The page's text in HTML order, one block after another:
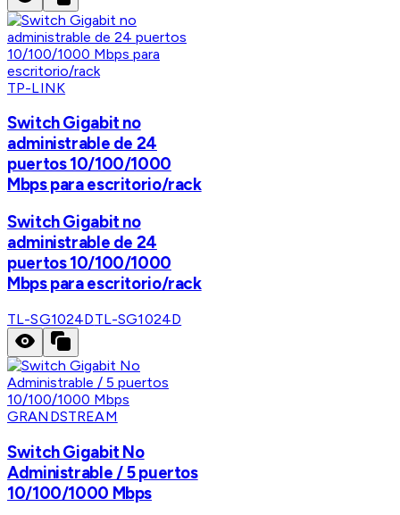
TP-LINK
Switch Gigabit no
administrable de 24
puertos 10/100/1000
Mbps para escritorio/rack
Switch Gigabit no
administrable de 24
puertos 10/100/1000
Mbps para escritorio/rack
TL-SG1024DTL-SG1024D
GRANDSTREAM
Switch Gigabit No
Administrable / 5 puertos
10/100/1000 Mbps